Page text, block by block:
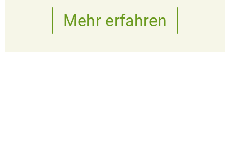
Mehr erfahren